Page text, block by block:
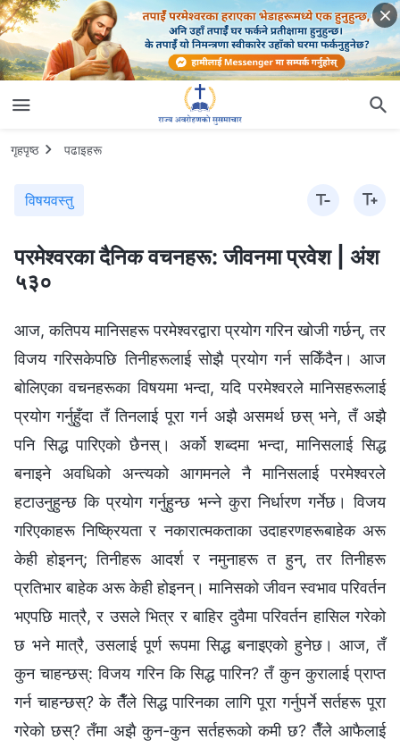
गृहपृष्ठ पढाइहरू
विषयवस्तु
परमेश्‍वरका दैनिक वचनहरू: जीवनमा प्रवेश | अंश
५३०
आज, कतिपय मानिसहरू परमेश्‍वरद्वारा प्रयोग गरिन खोजी गर्छन्, तर
विजय गरिसकेपछि तिनीहरूलाई सोझै प्रयोग गर्न सकिँदैन। आज
बोलिएका वचनहरूका विषयमा भन्दा, यदि परमेश्‍वरले मानिसहरूलाई
प्रयोग गर्नुहुँदा तँ तिनलाई पूरा गर्न अझै असमर्थ छस् भने, तँ अझै
पनि सिद्ध पारिएको छैनस्। अर्को शब्‍दमा भन्दा, मानिसलाई सिद्ध
बनाइने अवधिको अन्त्यको आगमनले नै मानिसलाई परमेश्‍वरले
हटाउनुहुन्छ कि प्रयोग गर्नुहुन्छ भन्‍ने कुरा निर्धारण गर्नेछ। विजय
गरिएकाहरू निष्क्रियता र नकारात्मकताका उदाहरणहरूबाहेक अरू
केही होइनन्; तिनीहरू आदर्श र नमुनाहरू त हुन्, तर तिनीहरू
प्रतिभार बाहेक अरू केही होइनन्। मानिसको जीवन स्वभाव परिवर्तन
भएपछि मात्रै, र उसले भित्र र बाहिर दुवैमा परिवर्तन हासिल गरेको
छ भने मात्रै, उसलाई पूर्ण रूपमा सिद्ध बनाइएको हुनेछ। आज, तँ
कुन चाहन्छस्: विजय गरिन कि सिद्ध पारिन? तँ कुन कुरालाई प्राप्त
गर्न चाहन्छस्? के तैँले सिद्ध पारिनका लागि पूरा गर्नुपर्ने सर्तहरू पूरा
गरेको छस्? तँमा अझै कुन-कुन सर्तहरूको कमी छ? तैँले आफैलाई